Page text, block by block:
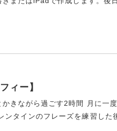
ィー】
きながら過ごす2時間 月に一
ンタインのフレーズを練習した